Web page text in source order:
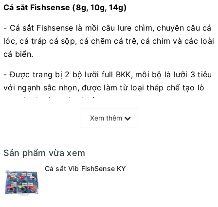
Cá sắt Fishsense (8g, 10g, 14g)
- Cá sắt Fishsense là mồi câu lure chìm, chuyên câu cá
lóc, cá tráp cá sộp, cá chẽm cá trê, cá chim và các loài
cá biển.
- Được trang bị 2 bộ lưỡi full BKK, mỗi bộ là lưỡi 3 tiêu
với ngạnh sắc nhọn, được làm từ loại thép chế tạo lò
xo, có độ cứng và độ bền cao.
- Cá giả được thiết kế với mắt 3D giống mắt cá tự
Xem thêm
Sản phẩm vừa xem
Cá sắt Vib FishSense KY